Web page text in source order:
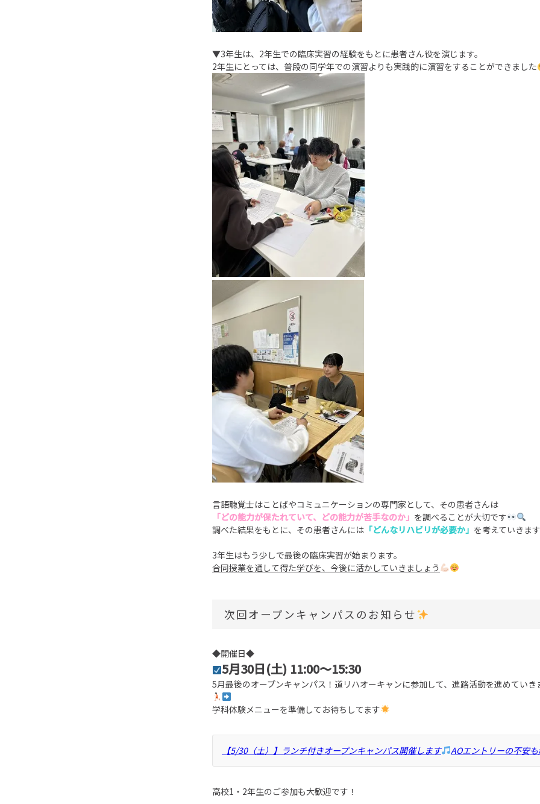
▼3年生は、2年生での臨床実習の経験をもとに患者さん役を演じます。
2年生にとっては、普段の同学年での演習よりも実践的に演習をすることができました
言語聴覚士はことばやコミュニケーションの専門家として、その患者さんは
「どの能力が保たれていて、どの能力が苦手なのか」 を調べることが大切です
調べた結果をもとに、その患者さんには 「どんなリハビリが必要か」 を考えていきま
3年生はもう少しで最後の臨床実習が始まります。
合同授業を通して得た学びを、今後に活かしていきましょう
次回オープンキャンパスのお知らせ
◆開催日◆
5月30日(土) 11:00～15:30
5月最後のオープンキャンパス！道リハオーキャンに参加して、進路活動を進めていき
学科体験メニューを準備してお待ちしてます
【5/30（土）】ランチ付きオープンキャンパス開催します AOエントリーの不安
高校1・2年生のご参加も大歓迎です！